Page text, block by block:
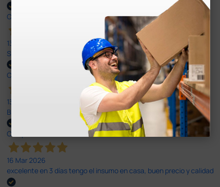
Comprador verificado
13 Abr 2026
Son muy serios y puntuales. El material siempre llega muy bien¡¡¡
Comprador verificado
13 Abr 2026
Buen producto y envío rápido y bien presentado
Comprador verificado
16 Mar 2026
excelente en 3 días tengo el insumo en casa, buen precio y calidad